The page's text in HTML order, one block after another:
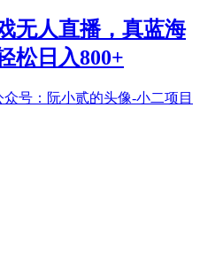
无人直播，真蓝海
松日入800+